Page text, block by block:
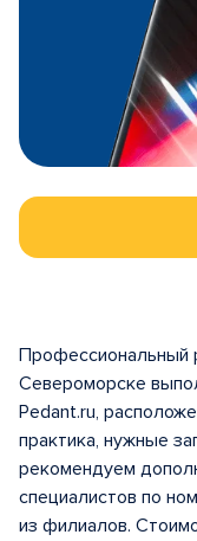
Профессиональный
Североморске
Pedant.ru,
практика, нужные
рекомендуем
специалистов по
из филиалов.